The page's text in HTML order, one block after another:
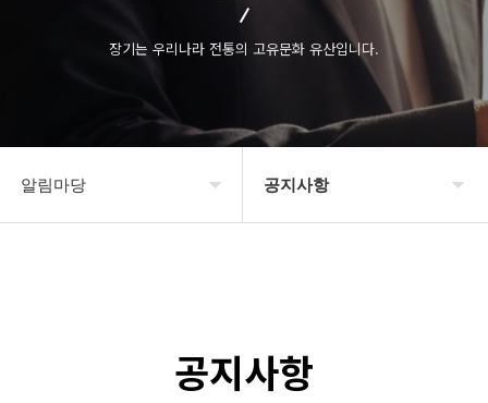
장기는 우리나라 전통의 고유문화 유산입니다.
알림마당 공지사항
포토갤러리
공지사항